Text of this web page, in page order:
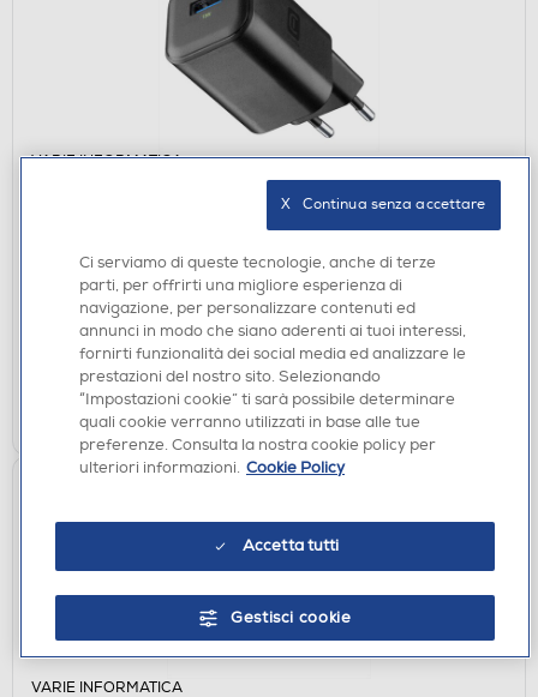
VARIE INFORMATICA
CELLULARLINE - Caricabatterie da rete
MULTIPOWER GAN 65W-Nero
€ 29,99
Acquisto online: disponibile
Ritiro in negozio in 30' gratuito:verifica
AGGIUNGI
VARIE INFORMATICA
Ci serviamo di queste tecnologie, anche di terze
parti, per offrirti una migliore esperienza di
navigazione, per personalizzare contenuti ed
annunci in modo che siano aderenti ai tuoi interessi,
fornirti funzionalità dei social media ed analizzare le
prestazioni del nostro sito. Selezionando
“Impostazioni cookie” ti sarà possibile determinare
quali cookie verranno utilizzati in base alle tue
preferenze. Consulta la nostra cookie policy per
ulteriori informazioni. Cookie Policy
Accetta tutti
Gestisci cookie
X   Continua senza accettare